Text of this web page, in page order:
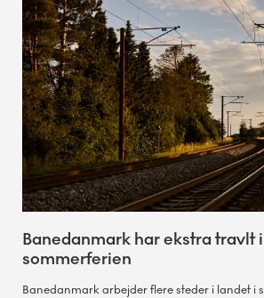
Banedanmark har ekstra travlt
sommerferien
Banedanmark arbejder flere steder i landet i